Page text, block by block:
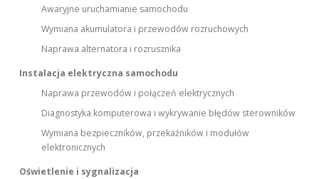
Awaryjne uruchamianie samochodu
Wymiana akumulatora i przewodów rozruchowych
Naprawa alternatora i rozrusznika
Instalacja elektryczna samochodu
Naprawa przewodów i połączeń elektrycznych
Diagnostyka komputerowa i wykrywanie błędów sterowników
Wymiana bezpieczników, przekaźników i modułów
elektronicznych
Oświetlenie i sygnalizacja